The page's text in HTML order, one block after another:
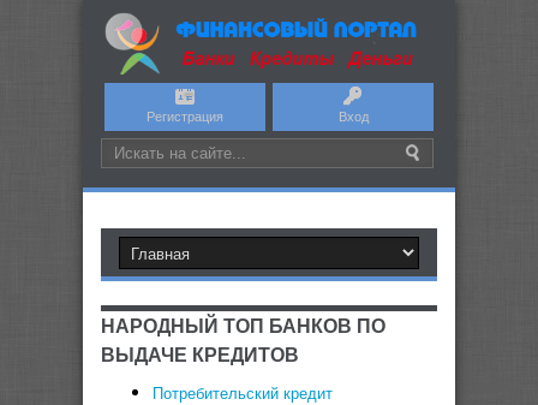
Регистрация Вход
НАРОДНЫЙ ТОП БАНКОВ ПО
ВЫДАЧЕ КРЕДИТОВ
Потребительский кредит